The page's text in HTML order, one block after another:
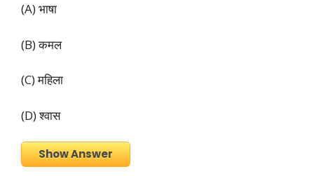
(A) भाषा
(B) कमल
(C) महिला
(D) श्वास
Show Answer